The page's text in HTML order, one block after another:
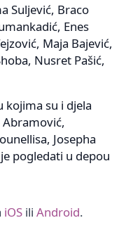
Suljević, Braco
Enes
Maja Bajević,
Nusret Pašić,
kojima su i djela
Josepha
pogledati u depou
iOS ili Android.